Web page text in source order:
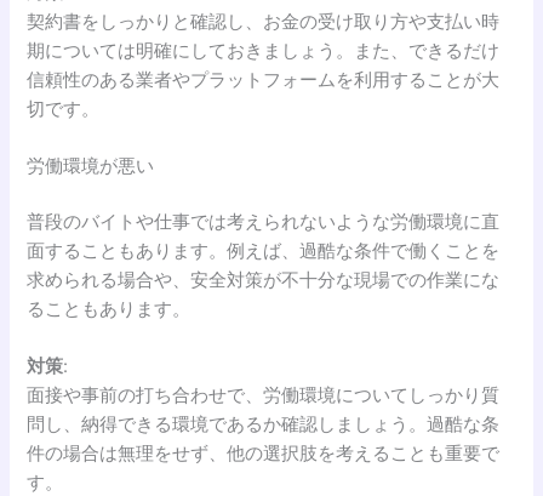
契約書をしっかりと確認し、お金の受け取り方や支払い時
期については明確にしておきましょう。また、できるだけ
信頼性のある業者やプラットフォームを利用することが大
切です。
労働環境が悪い
普段のバイトや仕事では考えられないような労働環境に直
面することもあります。例えば、過酷な条件で働くことを
求められる場合や、安全対策が不十分な現場での作業にな
ることもあります。
対策:
面接や事前の打ち合わせで、労働環境についてしっかり質
問し、納得できる環境であるか確認しましょう。過酷な条
件の場合は無理をせず、他の選択肢を考えることも重要で
す。